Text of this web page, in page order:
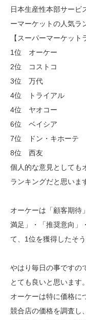
日本生産性本部サービ
ーマーケットの人気ラ
【スーパーマーケット
1位 オーケー
2位 コストコ
3位 万代
4位 トライアル
4位 ヤオコー
6位 ベイシア
7位 ドン・キホーテ
8位 西友
個人的な意見としても
ランキングだと思いま
オーケーは「顧客期待
満足」・「推奨意向」
て、1位を獲得したそう
やはり毎日の事ですの
とても良いと思います。
オーケーは特に価格に
競合店の価格を調査し